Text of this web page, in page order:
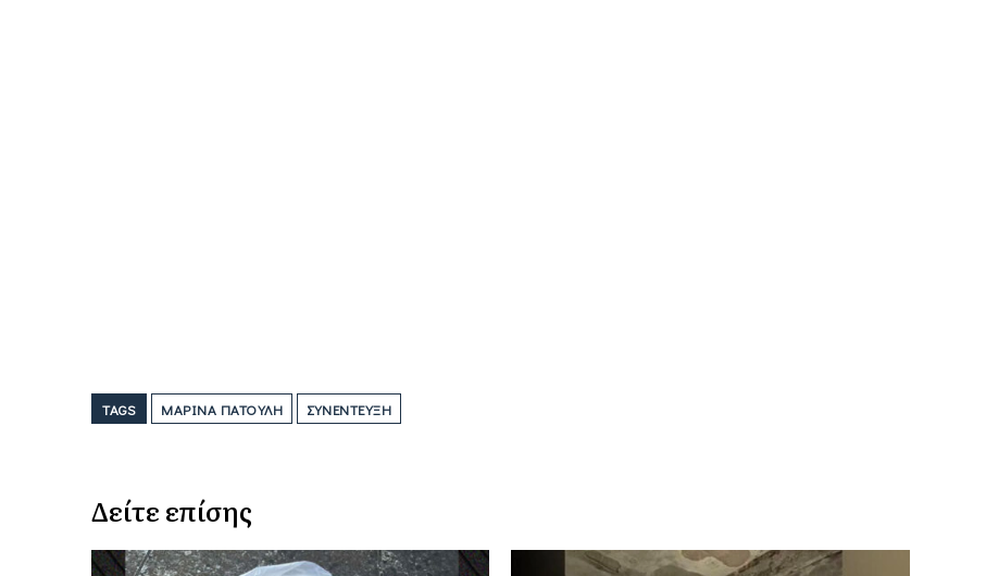
TAGS ΜΑΡΊΝΑ ΠΑΤΟΎΛΗ ΣΥΝΈΝΤΕΥΞΗ
Δείτε επίσης